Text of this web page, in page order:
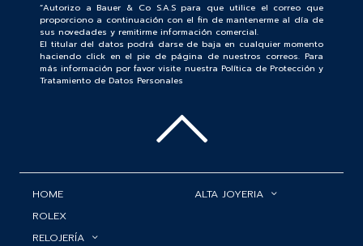
“Autorizo a Bauer & Co S.A.S para que utilice el correo que
proporciono a continuación con el fin de mantenerme al día de
sus novedades y remitirme información comercial.
El titular del datos podrá darse de baja en cualquier momento
haciendo click en el pie de página de nuestros correos. Para
más información por favor visite nuestra Política de Protección y
Tratamiento de Datos Personales
HOME
ROLEX
RELOJERÍA
ALTA JOYERIA